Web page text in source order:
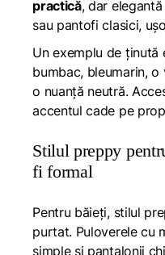
practică, dar
sau pantofi clasici,
Un exemplu de ținută
bumbac, bleumarin,
o nuanță neutră.
accentul cade pe
Stilul preppy
fi formal
Pentru băieți, stilul
purtat. Puloverele cu
simple și pantalonii